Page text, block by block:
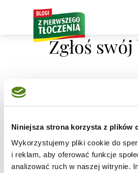
Niniejsza strona korzysta z plików
Wykorzystujemy pliki cookie do
i reklam, aby oferować funkcje
analizować ruch w naszej witrynie.
Zgłoś
Jeśli prowadzisz blog kulinarny i
grona osób, które publikują
zPierwszegoTloczenia, zarejestruj
Dołączenie do serwisu to nie tylko
nowych czytelników, ale i
kulinarnych i akcji specjaljnych
sponsora serwisu!